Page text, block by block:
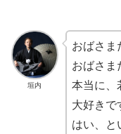
垣内
おばさま
おばさま
本当に、
大好きで
はい、と